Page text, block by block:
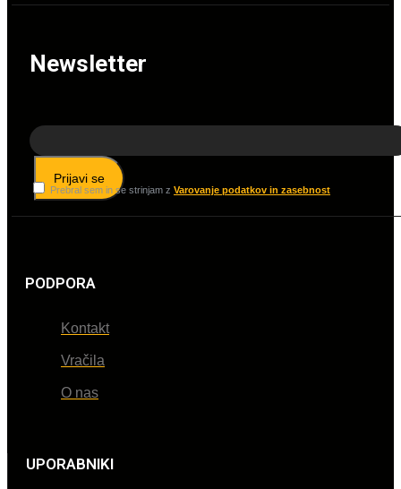
Newsletter
Prijavi se
Prebral sem in se strinjam z Varovanje podatkov in zasebnost
PODPORA
Kontakt
Vračila
O nas
UPORABNIKI